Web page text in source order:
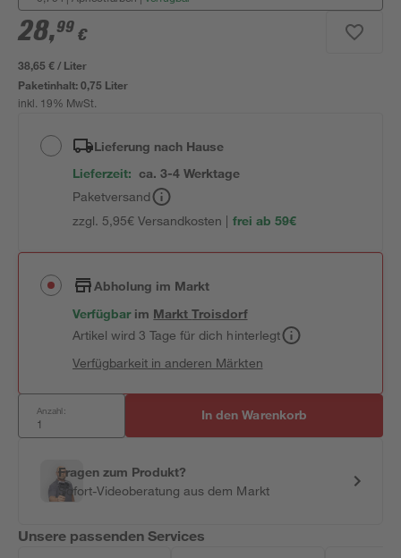
28,99 €
38,65 € / Liter
Paketinhalt:0,75 Liter
inkl. 19% MwSt.
Lieferung nach Hause
Lieferzeit: ca. 3-4 Werktage
Paketversand
zzgl. 5,95€ Versandkosten | frei ab 59€
Abholung im Markt
Verfügbar im MarktTroisdorf
Artikel wird 3 Tage für dich hinterlegt
Verfügbarkeit in anderen Märkten
Anzahl: In den Warenkorb
Fragen zum Produkt?
Sofort-Videoberatung aus dem Markt
Unsere passenden Services